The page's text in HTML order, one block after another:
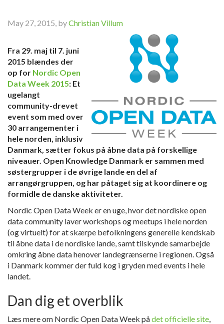
May 27, 2015, byChristian Villum
Fra 29. maj til 7. juni
2015 blændes der
op for Nordic Open
Data Week 2015: Et
ugelangt
community-drevet
event som med over
30 arrangementer i
hele norden, inklusiv
Danmark, sætter fokus på åbne data på forskellige
niveauer. Open Knowledge Danmark er sammen med
søstergrupper i de øvrige lande en del af
arrangørgruppen, og har påtaget sig at koordinere og
formidle de danske aktiviteter.
Nordic Open Data Week er en uge, hvor det nordiske open
data community laver workshops og meetups i hele norden
(og virtuelt) for at skærpe befolkningens generelle kendskab
til åbne data i de nordiske lande, samt tilskynde samarbejde
omkring åbne data henover landegrænserne i regionen. Også
i Danmark kommer der fuld kog i gryden med events i hele
landet.
Dan dig et overblik
Læs mere om Nordic Open Data Week pådet officielle site,